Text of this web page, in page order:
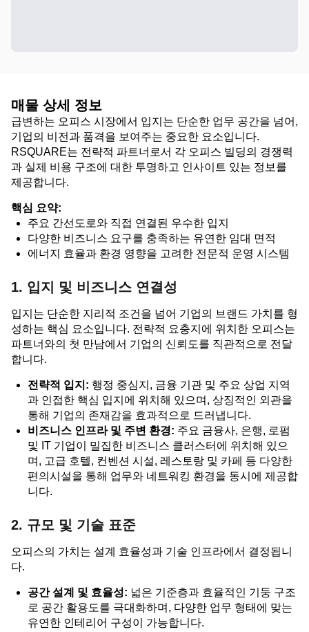
매물 상세 정보
급변하는 오피스 시장에서 입지는 단순한 업무 공간을 넘어,
기업의 비전과 품격을 보여주는 중요한 요소입니다.
RSQUARE는 전략적 파트너로서 각 오피스 빌딩의 경쟁력
과 실제 비용 구조에 대한 투명하고 인사이트 있는 정보를
제공합니다.
핵심 요약:
주요 간선도로와 직접 연결된 우수한 입지
다양한 비즈니스 요구를 충족하는 유연한 임대 면적
에너지 효율과 환경 영향을 고려한 전문적 운영 시스템
1. 입지 및 비즈니스 연결성
입지는 단순한 지리적 조건을 넘어 기업의 브랜드 가치를 형
성하는 핵심 요소입니다. 전략적 요충지에 위치한 오피스는
파트너와의 첫 만남에서 기업의 신뢰도를 직관적으로 전달
합니다.
전략적 입지: 행정 중심지, 금융 기관 및 주요 상업 지역
과 인접한 핵심 입지에 위치해 있으며, 상징적인 외관을
통해 기업의 존재감을 효과적으로 드러냅니다.
비즈니스 인프라 및 주변 환경: 주요 금융사, 은행, 로펌
및 IT 기업이 밀집한 비즈니스 클러스터에 위치해 있으
며, 고급 호텔, 컨벤션 시설, 레스토랑 및 카페 등 다양한
편의시설을 통해 업무와 네트워킹 환경을 동시에 제공합
니다.
2. 규모 및 기술 표준
오피스의 가치는 설계 효율성과 기술 인프라에서 결정됩니
다.
공간 설계 및 효율성: 넓은 기준층과 효율적인 기둥 구조
로 공간 활용도를 극대화하며, 다양한 업무 형태에 맞는
유연한 인테리어 구성이 가능합니다.